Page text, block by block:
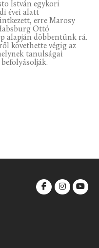
István egykori
évei alatt
erre Marosy
Ottó
alapján döbbentünk rá.
követhette végig az
tanulságai